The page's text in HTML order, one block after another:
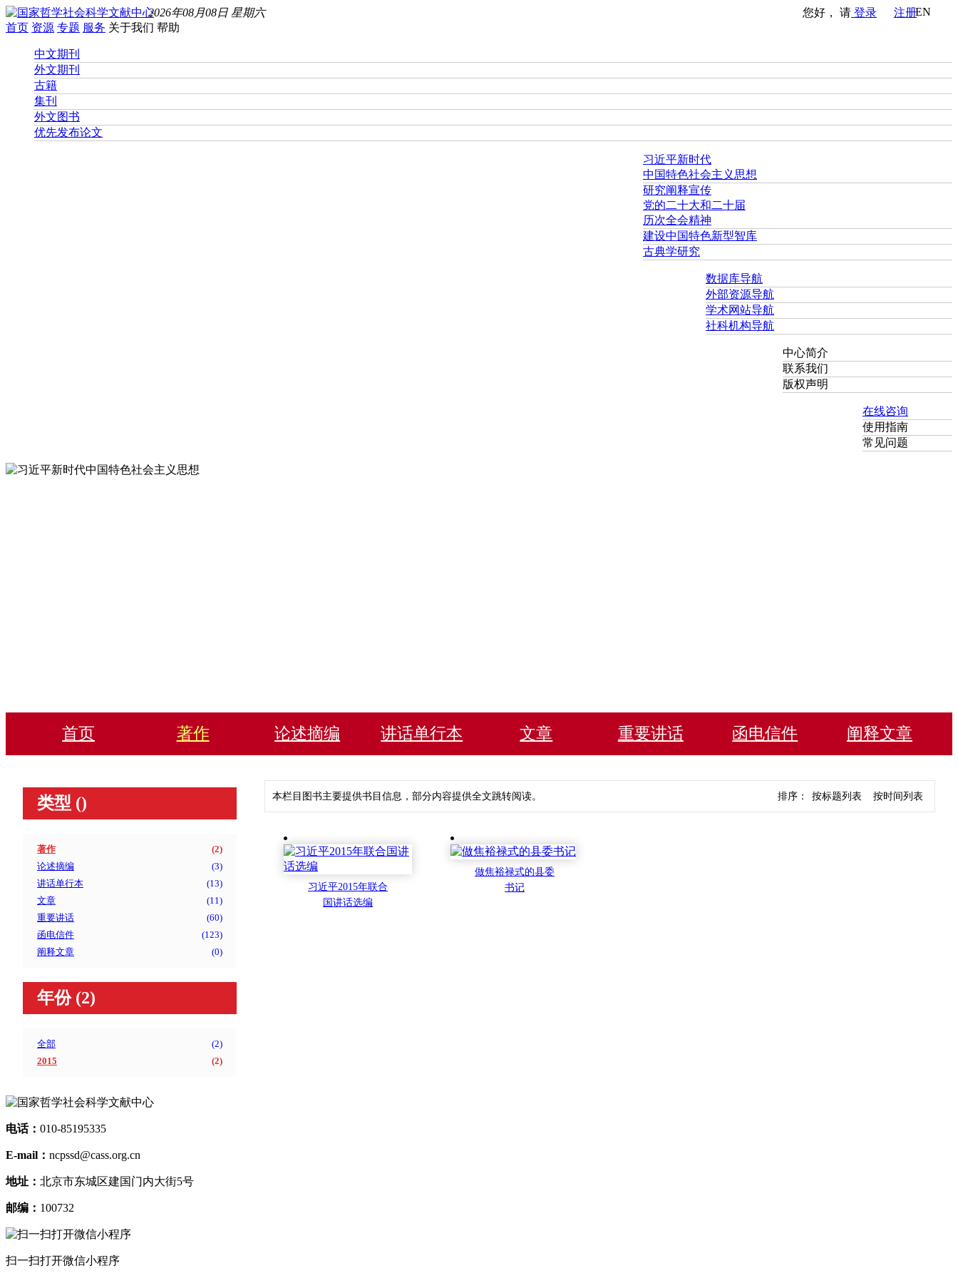
您好， 请 登录 注册EN
2026年08月08日 星期六
首页 资源 专题 服务 关于我们 帮助
中文期刊
外文期刊
古籍
集刊
外文图书
优先发布论文
习近平新时代
中国特色社会主义思想
研究阐释宣传
党的二十大和二十届
历次全会精神
建设中国特色新型智库
古典学研究
数据库导航
外部资源导航
学术网站导航
社科机构导航
中心简介
联系我们
版权声明
在线咨询
使用指南
常见问题
首页 著作 论述摘编 讲话单行本 文章 重要讲话 函电信件 阐释文章
类型 ()
著作 (2)
论述摘编
(3)
讲话单行本
(13)
文章
(11 )
重要讲话
(60)
函电信件
(123)
阐释文章
(0)
年份 (2)
全部 (2)
2015
(2)
本栏目图书主要提供书目信息，部分内容提供全文跳转阅读。 排序： 按标题列表 按时间列表
习近平2015年联合
国讲话选编
做焦裕禄式的县委
书记
电话： 010-85195335
E-mail： ncpssd@cass.org.cn
地址： 北京市东城区建国门内大街5号
邮编： 100732
扫一扫打开微信小程序